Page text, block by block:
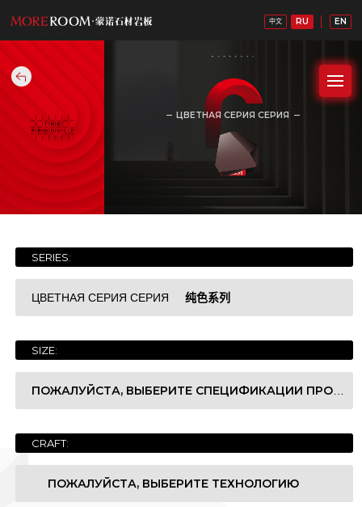
中文 RU EN
ЦВЕТНАЯ СЕРИЯ СЕРИЯ
纯色系列
SERIES:
ЦВЕТНАЯ СЕРИЯ СЕРИЯ 纯色系列
Уайтхед. Серия 白石系列
Роскошная коллекция Серия 奢石系列
Коллекция драгоценных камней Серия
Серия джейд. Серия 玉石系列
SIZE:
ПОЖАЛУЙСТА, ВЫБЕРИТЕ СПЕЦИФИКАЦИИ ПРОДУКТА
1200x2700x6mm
1200x3200x6mm
CRAFT:
ПОЖАЛУЙСТА, ВЫБЕРИТЕ ТЕХНОЛОГИЮ